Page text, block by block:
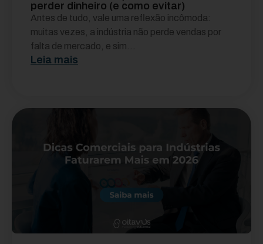
perder dinheiro (e como evitar)
Antes de tudo, vale uma reflexão incômoda:
muitas vezes, a indústria não perde vendas por
falta de mercado, e sim...
Leia mais